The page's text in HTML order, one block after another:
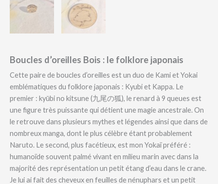
Boucles d’oreilles Bois : le folklore japonais
Cette paire de boucles d’oreilles est un duo de Kami et Yokai
emblématiques du folklore japonais : Kyubi et Kappa. Le
premier : kyūbi no kitsune (九尾の狐), le renard à 9 queues est
une figure très puissante qui détient une magie ancestrale. On
le retrouve dans plusieurs mythes et légendes ainsi que dans de
nombreux manga, dont le plus célèbre étant probablement
Naruto. Le second, plus facétieux, est mon Yokaï préféré :
humanoïde souvent palmé vivant en milieu marin avec dans la
majorité des représentation un petit étang d’eau dans le crane.
Je lui ai fait des cheveux en feuilles de nénuphars et un petit